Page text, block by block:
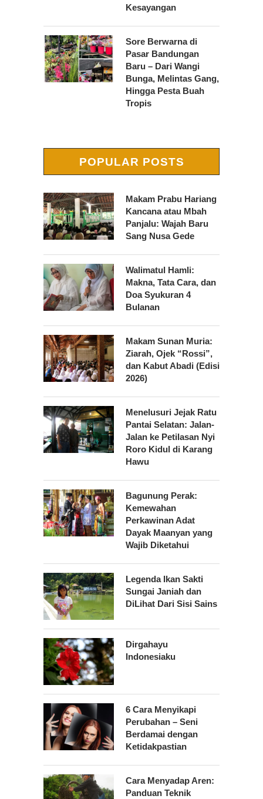
Kesayangan
Sore Berwarna di
Pasar Bandungan
Baru – Dari Wangi
Bunga, Melintas Gang,
Hingga Pesta Buah
Tropis
POPULAR POSTS
Makam Prabu Hariang
Kancana atau Mbah
Panjalu: Wajah Baru
Sang Nusa Gede
Walimatul Hamli:
Makna, Tata Cara, dan
Doa Syukuran 4
Bulanan
Makam Sunan Muria:
Ziarah, Ojek “Rossi”,
dan Kabut Abadi (Edisi
2026)
Menelusuri Jejak Ratu
Pantai Selatan: Jalan-
Jalan ke Petilasan Nyi
Roro Kidul di Karang
Hawu
Bagunung Perak:
Kemewahan
Perkawinan Adat
Dayak Maanyan yang
Wajib Diketahui
Legenda Ikan Sakti
Sungai Janiah dan
DiLihat Dari Sisi Sains
Dirgahayu
Indonesiaku
6 Cara Menyikapi
Perubahan – Seni
Berdamai dengan
Ketidakpastian
Cara Menyadap Aren:
Panduan Teknik